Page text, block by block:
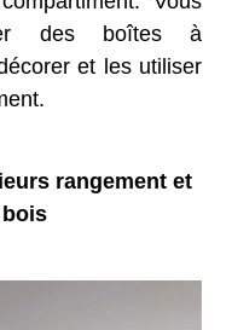
des boîtes à
et les utiliser
rangement et